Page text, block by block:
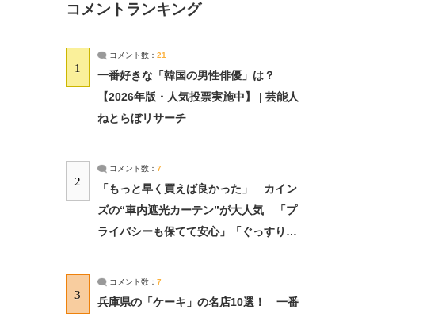
コメントランキング
1
コメント数： 21
一番好きな「韓国の男性俳優」は？
【2026年版・人気投票実施中】 | 芸能人
ねとらぼリサーチ
2
コメント数： 7
「もっと早く買えば良かった」 カイン
ズの“車内遮光カーテン”が大人気 「プ
ライバシーも保てて安心」「ぐっすり眠
3
コメント数： 7
兵庫県の「ケーキ」の名店10選！ 一番